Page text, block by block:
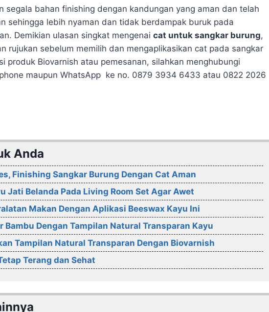
segala bahan finishing dengan kandungan yang aman dan telah
sehingga lebih nyaman dan tidak berdampak buruk pada
Demikian ulasan singkat mengenai cat untuk sangkar burung,
rujukan sebelum memilih dan mengaplikasikan cat pada sangkar
produk Biovarnish atau pemesanan, silahkan menghubungi
maupun WhatsApp ke no. 0879 3934 6433 atau 0822 2026
Anda
Finishing Sangkar Burung Dengan Cat Aman
Jati Belanda Pada Living Room Set Agar Awet
Makan Dengan Aplikasi Beeswax Kayu Ini
Bambu Dengan Tampilan Natural Transparan Kayu
Tampilan Natural Transparan Dengan Biovarnish
Terang dan Sehat